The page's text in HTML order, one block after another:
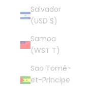
Salvador
(USD $)
Samoa
(WST T)
Sao Tomé-
et-Principe